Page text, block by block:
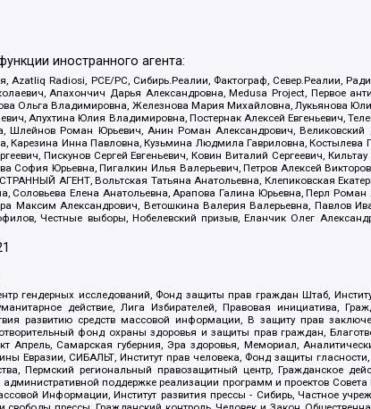
иностранного агента:
Radiosi, PCE/PC, Сибирь.Реалии, Фактограф, Север.Реалии,
Апахончич Дарья Александровна, Medusa Project, Первое
Ольга Владимировна, Железнова Мария Михайловна, Лукьянова
Апухтина Юлия Владимировна, Постернак Алексей Евгеньевич,
Роман Юрьевич, Анин Роман Александрович,
Карезина Инна Павловна, Кузьмина Людмила Гавриловна,
Пискунов Сергей Евгеньевич, Ковин Виталий Сергеевич,
София Юрьевна, Пигалкин Илья Валерьевич, Петров Алексей
АГЕНТ, Вольтская Татьяна Анатольевна, Клепиковская
Соловьева Елена Анатольевна, Арапова Галина Юрьевна, Перл
Максим Александрович, Ветошкина Валерия Валерьевна, Павлов
Честные выборы, Нобелевский призыв, Еланчик Олег
гендерных исследований, Фонд защиты прав граждан Штаб,
действие, Лига Избирателей, Правовая инициатива,
развитию средств массовой информации, В защиту прав
фонд охраны здоровья и защиты прав граждан,
Апрель, Самарская губерния, Эра здоровья, Мемориал,
Евразии, СИБАЛЬТ, Институт прав человека, Фонд защиты
Пермский региональный правозащитный центр, Гражданское
поддержке реализации программ и проектов Совета
Информации, Институт развития прессы - Сибирь, Частное